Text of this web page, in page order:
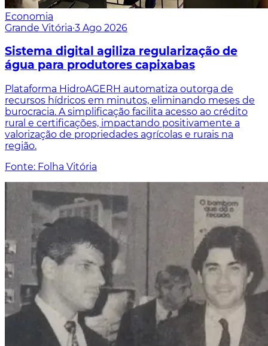
Economia
Grande Vitória·3 Ago 2026
Sistema digital agiliza regularização de
água para produtores capixabas
Plataforma HidroAGERH automatiza outorga de
recursos hídricos em minutos, eliminando meses de
burocracia. A simplificação facilita acesso ao crédito
rural e certificações, impactando positivamente a
valorização de propriedades agrícolas e rurais na
região.
Fonte: Folha Vitória